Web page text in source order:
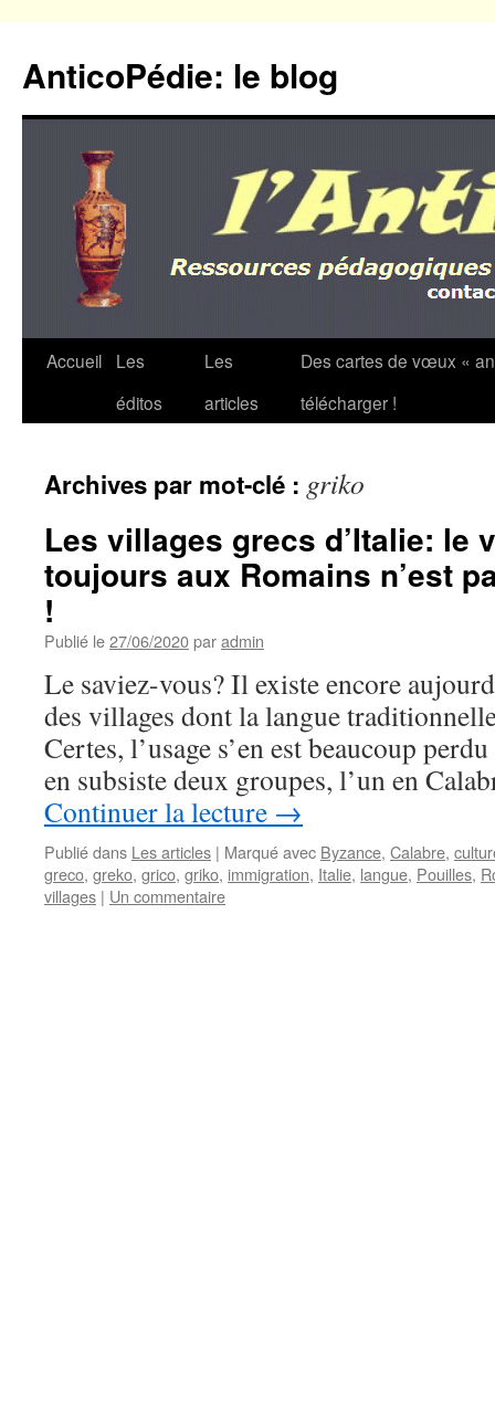
contenu
AnticoPédie: le blog
Accueil
Les
éditos
Les
articles
Des cartes de vœux «
télécharger !
Archives par mot-clé : griko
Les villages grecs d’Italie: le
toujours aux Romains n’est
!
Publié le27/06/2020paradmin
Le saviez-vous? Il existe encore
des villages dont la langue
Certes, l’usage s’en est beaucoup
en subsiste deux groupes, l’un en
Continuer la lecture →
Publié dans Les articles | Marqué avec Byzance, Calabre,
greco, greko, grico, griko, immigration, Italie, langue, Pouilles,
villages | Un commentaire